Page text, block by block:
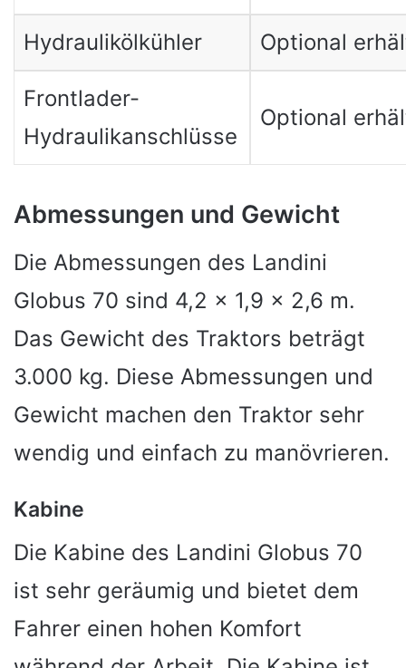
Hydraulikölkühler Optional
Frontlader-
Hydraulikanschlüsse
Optional
Abmessungen und Gewicht
Die Abmessungen des Landini
Globus 70 sind 4,2 x 1,9 x 2,6 m.
Das Gewicht des Traktors beträgt
3.000 kg. Diese Abmessungen und
Gewicht machen den Traktor sehr
wendig und einfach zu manövrieren.
Kabine
Die Kabine des Landini Globus 70
ist sehr geräumig und bietet dem
Fahrer einen hohen Komfort